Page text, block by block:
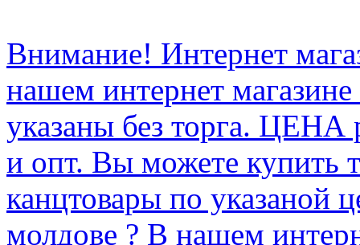
Внимание! Интернет
нашем интернет
указаны без торга.
и опт. Вы можете купить
канцтовары по указаной
молдове ? В нашем